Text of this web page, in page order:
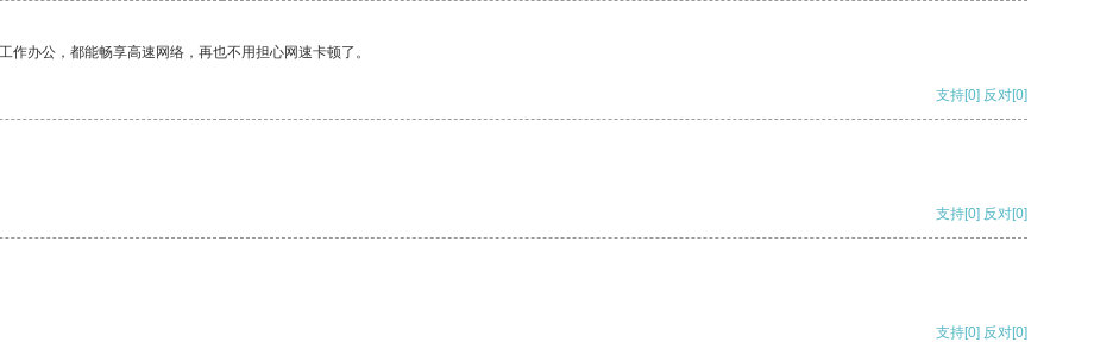
办公，都能畅享高速网络，再也不用担心网速卡顿了。
支持[0] 反对[0]
支持[0] 反对[0]
支持[0] 反对[0]